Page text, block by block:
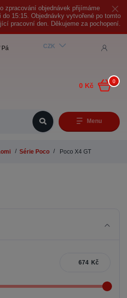
zpracování objednávek přijímáme
15:15. Objednávky vytvořené po tomto
pracovní den. Děkujeme za pochopení.
Menu
CZK
Pá
0
0 Kč
Série Poco Poco X4 GT
Kč